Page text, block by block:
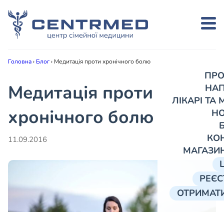
ЛІКАРІ
Головна› Блог› Медитація проти хронічного болю
Медитація проти
хронічного болю
11.09.2016